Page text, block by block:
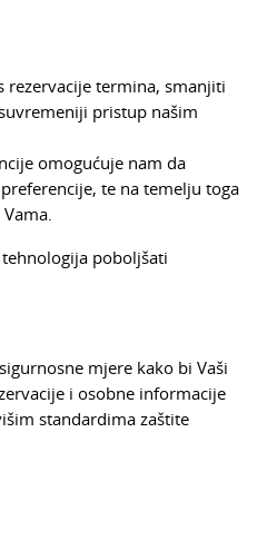
rezervacije termina, smanjiti
pristup našim
omogućuje nam da
te na temelju toga
poboljšati
mjere kako bi Vaši
i osobne informacije
standardima zaštite